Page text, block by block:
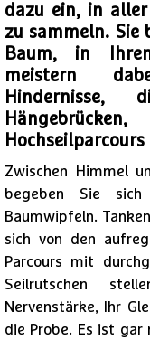
/ 4
dazu ein, in aller
zu sammeln. Sie
Baum, in
meistern
Hindernisse,
Hochseilparcours
Zwischen Himmel
begeben Sie
Baumwipfeln.
sich von den
Parcours mit
Seilrutschen
Nervenstärke, Ihr
die Probe. Es ist gar